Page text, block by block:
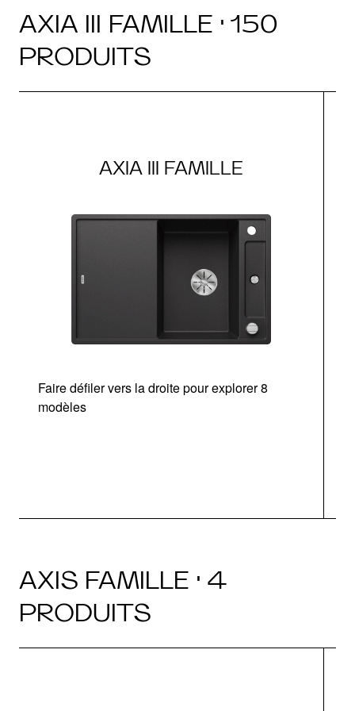
AXIA III FAMILLE · 150
PRODUITS
AXIA III FAMILLE
Faire défiler vers la droite pour explorer 8
modèles
AXIS FAMILLE · 4
PRODUITS